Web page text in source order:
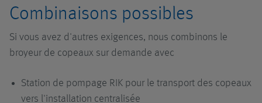
Combinaisons possibles
Si vous avez d'autres exigences, nous combinons le
broyeur de copeaux sur demande avec
Station de pompage RIK pour le transport des copeaux
vers l'installation centralisée